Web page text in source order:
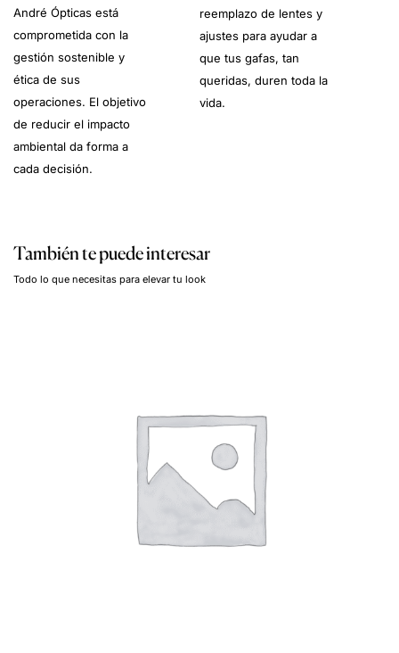
André Ópticas está
comprometida con la
gestión sostenible y
ética de sus
operaciones. El objetivo
de reducir el impacto
ambiental da forma a
cada decisión.
reemplazo de lentes y
ajustes para ayudar a
que tus gafas, tan
queridas, duren toda la
vida.
También te puede interesar
Todo lo que necesitas para elevar tu look